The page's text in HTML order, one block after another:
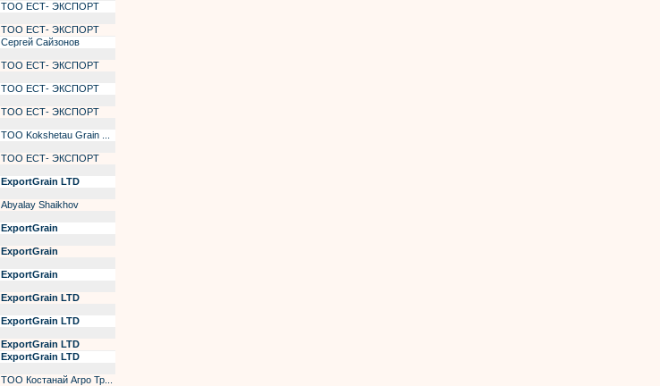
ТОО ЕСТ- ЭКСПОРТ
ТОО ЕСТ- ЭКСПОРТ
Сергей Сайзонов
ТОО ЕСТ- ЭКСПОРТ
ТОО ЕСТ- ЭКСПОРТ
ТОО ЕСТ- ЭКСПОРТ
ТОО Kokshetau Grain ...
ТОО ЕСТ- ЭКСПОРТ
ExportGrain LTD
Abyalay Shaikhov
ExportGrain
ExportGrain
ExportGrain
ExportGrain LTD
ExportGrain LTD
ExportGrain LTD
ExportGrain LTD
ТОО Костанай Агро Тр...